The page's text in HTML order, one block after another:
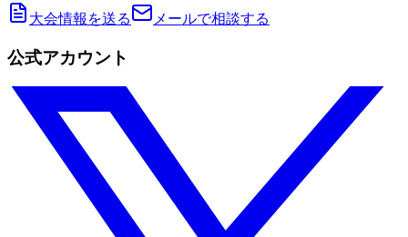
大会情報を送る
メールで相談する
公式アカウント